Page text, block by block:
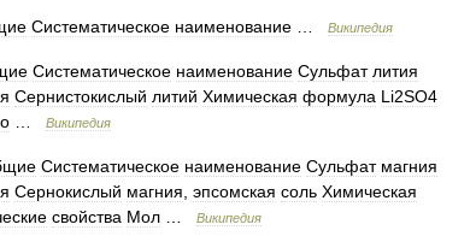
Систематическое наименование Википедия
Систематическое наименование Сульфат лития
Сернистокислый литий Химическая формула Li2SO4
Википедия
Систематическое наименование Сульфат магния
Сернокислый магния эпсомская соль Химическая
свойства Мол Википедия